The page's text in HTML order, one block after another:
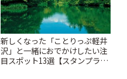
新しくなった「ことりっぷ軽井
沢」と一緒におでかけしたい注
目スポット13選【スタンプラリ